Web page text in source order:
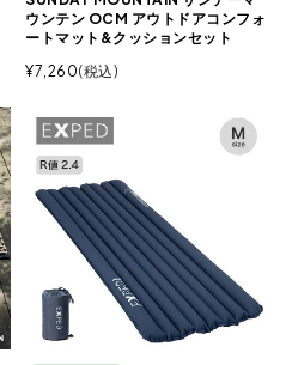
ウンテン OCM アウトドアコンフォ
ートマット&クッションセット
¥7,260 税込